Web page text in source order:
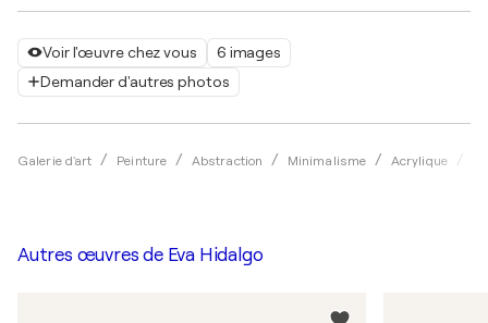
Voir l'œuvre chez vous
6 images
Demander d'autres photos
Galerie d'art Peinture Abstraction Minimalisme Acrylique
Autres œuvres de Eva Hidalgo